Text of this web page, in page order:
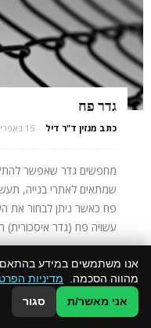
גדר פח
כתב מגזין ד"ר דיל - 15 באפריל 2024
מחפשים גדר שאפשר
שמתאים לאתרי בנייה,
פח כאשר ניתן לבחור את
עשויה פח (גדר איסכורית)
קרא עוד
אנו משתמשים במידע בהתאם
מהווה הסכמה. מדיניות
אני מאשר/ת
סגור